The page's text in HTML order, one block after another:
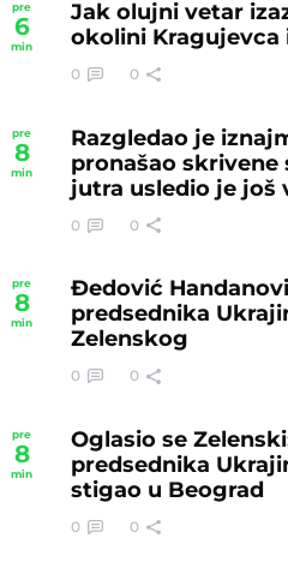
pre
6
min
Jak olujni vetar
okolini Kragujevca
0 0
pre
8
min
Razgledao je
pronašao skrivene
jutra usledio je još
0 0
pre
8
min
Đedović
predsednika
Zelenskog
0 0
pre
8
min
Oglasio se
predsednika
stigao u Beograd
0 0